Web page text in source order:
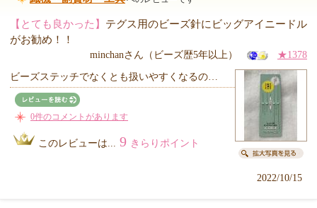
【とても良かった】 テグス用のビーズ針にビッグアイニードル
がお勧め！！
minchanさん（ビーズ歴5年以上） ★1378
ビーズステッチでなくとも扱いやすくなるの…
0件のコメントがあります
このレビューは... 9 きらりポイント
2022/10/15